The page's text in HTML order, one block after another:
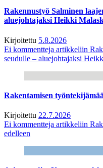
Rakennustyö Salminen
aluejohtajaksi Heikki
Kirjoitettu 5.8.2026
Ei kommentteja artikkeliin
seudulle – aluejohtajaksi
Rakentamisen
Kirjoitettu 22.7.2026
Ei kommentteja artikkeliin
edelleen